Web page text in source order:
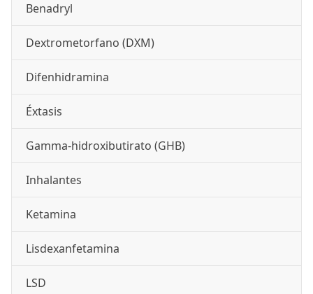
Benadryl
Dextrometorfano (DXM)
Difenhidramina
Éxtasis
Gamma-hidroxibutirato (GHB)
Inhalantes
Ketamina
Lisdexanfetamina
LSD